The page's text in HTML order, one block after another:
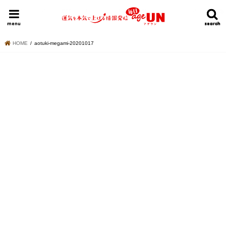
search
search
menu
HOME 明日の運勢ランキング 今週の運勢
HOME aotuki-megami-20201017